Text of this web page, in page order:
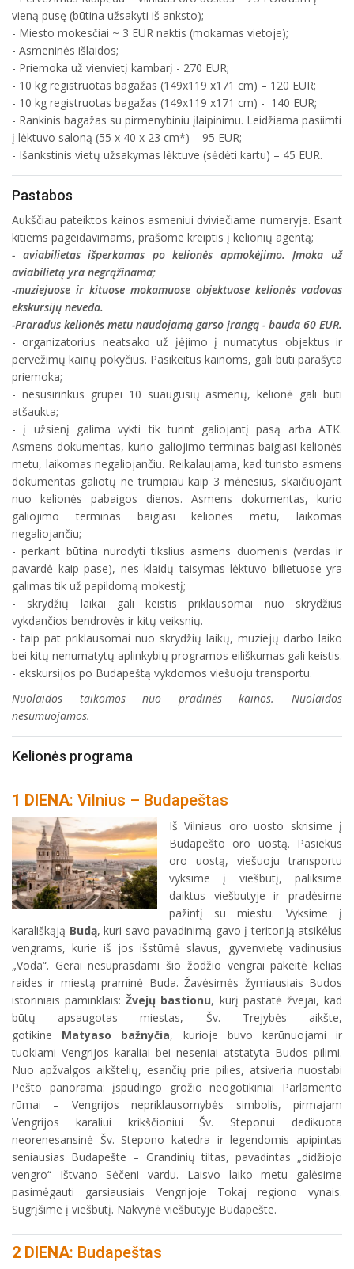
vieną pusę (būtina užsakyti iš anksto);
- Miesto mokesčiai ~ 3 EUR naktis (mokamas vietoje);
- Asmeninės išlaidos;
- Priemoka už vienvietį kambarį - 270 EUR;
- 10 kg registruotas bagažas (149x119 x171 cm) – 120 EUR;
- 10 kg registruotas bagažas (149x119 x171 cm) - 140 EUR;
- Rankinis bagažas su pirmenybiniu įlaipinimu. Leidžiama pasiimti
į lėktuvo saloną (55 x 40 x 23 cm*) – 95 EUR;
- Išankstinis vietų užsakymas lėktuve (sėdėti kartu) – 45 EUR.
Pastabos
Aukščiau pateiktos kainos asmeniui dviviečiame numeryje. Esant
kitiems pageidavimams, prašome kreiptis į kelionių agentą;
- aviabilietas išperkamas po kelionės apmokėjimo. Įmoka už
aviabilietą yra negrąžinama;
-muziejuose ir kituose mokamuose objektuose kelionės vadovas
ekskursijų neveda.
-Praradus kelionės metu naudojamą garso įrangą - bauda 60 EUR.
- organizatorius neatsako už įėjimo į numatytus objektus ir
pervežimų kainų pokyčius. Pasikeitus kainoms, gali būti parašyta
priemoka;
- nesusirinkus grupei 10 suaugusių asmenų, kelionė gali būti
atšaukta;
- į užsienį galima vykti tik turint galiojantį pasą arba ATK.
Asmens dokumentas, kurio galiojimo terminas baigiasi kelionės
metu, laikomas negaliojančiu. Reikalaujama, kad turisto asmens
dokumentas galiotų ne trumpiau kaip 3 mėnesius, skaičiuojant
nuo kelionės pabaigos dienos. Asmens dokumentas, kurio
galiojimo terminas baigiasi kelionės metu, laikomas
negaliojančiu;
- perkant būtina nurodyti tikslius asmens duomenis (vardas ir
pavardė kaip pase), nes klaidų taisymas lėktuvo bilietuose yra
galimas tik už papildomą mokestį;
- skrydžių laikai gali keistis priklausomai nuo skrydžius
vykdančios bendrovės ir kitų veiksnių.
- taip pat priklausomai nuo skrydžių laikų, muziejų darbo laiko
bei kitų nenumatytų aplinkybių programos eiliškumas gali keistis.
- ekskursijos po Budapeštą vykdomos viešuoju transportu.
Nuolaidos taikomos nuo pradinės kainos. Nuolaidos
nesumuojamos.
Kelionės programa
1 DIENA: Vilnius – Budapeštas
Iš Vilniaus oro uosto skrisime į
Budapešto oro uostą. Pasiekus
oro uostą, viešuoju transportu
vyksime į viešbutį, paliksime
daiktus viešbutyje ir pradėsime
pažintį su miestu. Vyksime į
karališkąją Budą, kuri savo pavadinimą gavo į teritoriją atsikėlus
vengrams, kurie iš jos išstūmė slavus, gyvenvietę vadinusius
„Voda“. Gerai nesuprasdami šio žodžio vengrai pakeitė kelias
raides ir miestą praminė Buda. Žavėsimės žymiausiais Budos
istoriniais paminklais:Žvejų bastionu, kurį pastatė žvejai, kad
būtų apsaugotas miestas, Šv. Trejybės aikšte,
gotikine Matyaso bažnyčia, kurioje buvo karūnuojami ir
tuokiami Vengrijos karaliai bei neseniai atstatyta Budos pilimi.
Nuo apžvalgos aikštelių, esančių prie pilies, atsiveria nuostabi
Pešto panorama: įspūdingo grožio neogotikiniai Parlamento
rūmai – Vengrijos nepriklausomybės simbolis, pirmajam
Vengrijos karaliui krikščioniui Šv. Steponui dedikuota
neorenesansinė Šv. Stepono katedra ir legendomis apipintas
seniausias Budapešte – Grandinių tiltas, pavadintas „didžiojo
vengro“ Ištvano Sėčeni vardu. Laisvo laiko metu galėsime
pasimėgauti garsiausiais Vengrijoje Tokaj regiono vynais.
Sugrįšime į viešbutį. Nakvynė viešbutyje Budapešte.
2 DIENA: Budapeštas